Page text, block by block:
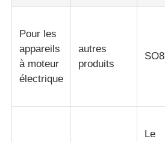
Puce de mémoire de DRACHME
Pour les
appareils
à moteur
électrique
autres
produits
SO8
Le